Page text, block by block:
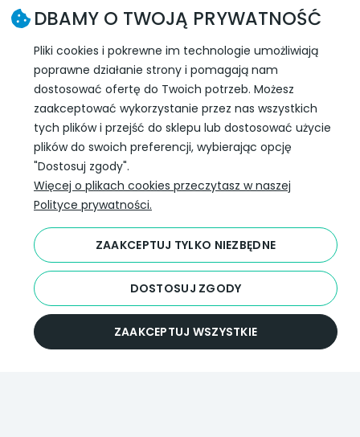
MOJE KONTO
PŁATNOŚCI I DOSTAWA
INFORMACJE
SLEDŹ NAS W SOCIAL MEDIA
Darmowa dostawa
DBAMY O TWOJĄ PRYWATNOŚĆ
Pliki cookies i pokrewne im technologie umożliwiają
poprawne działanie strony i pomagają nam
dostosować ofertę do Twoich potrzeb. Możesz
zaakceptować wykorzystanie przez nas wszystkich
tych plików i przejść do sklepu lub dostosować użycie
plików do swoich preferencji, wybierając opcję
"Dostosuj zgody".
Więcej o plikach cookies przeczytasz w naszej
Polityce prywatności.
ZAAKCEPTUJ TYLKO NIEZBĘDNE
DOSTOSUJ ZGODY
ZAAKCEPTUJ WSZYSTKIE